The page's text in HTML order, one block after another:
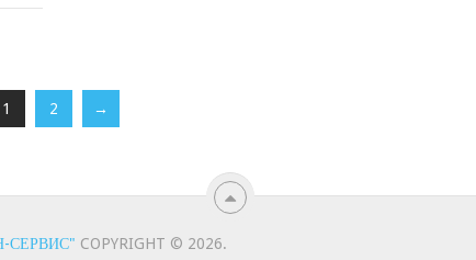
1 2 →
СЕРВИС" COPYRIGHT © 2026.